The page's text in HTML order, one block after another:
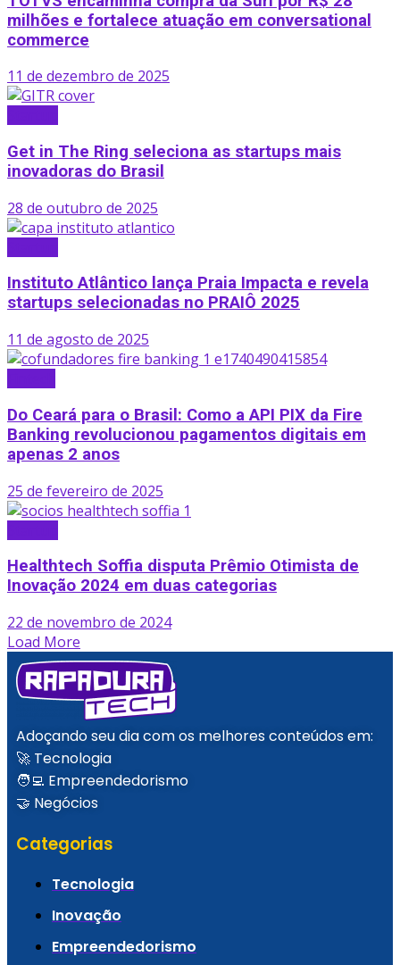
milhões e fortalece atuação em conversational
commerce
11 de dezembro de 2025
Get in The Ring seleciona as startups mais
inovadoras do Brasil
28 de outubro de 2025
Instituto Atlântico lança Praia Impacta e revela
startups selecionadas no PRAIÔ 2025
11 de agosto de 2025
Do Ceará para o Brasil: Como a API PIX da Fire
Banking revolucionou pagamentos digitais em
apenas 2 anos
25 de fevereiro de 2025
Healthtech Soffia disputa Prêmio Otimista de
Inovação 2024 em duas categorias
22 de novembro de 2024
Load More
Adoçando seu dia com os melhores conteúdos em:
🚀 Tecnologia
🧑‍💻 Empreendedorismo
🤝 Negócios
Categorias
Tecnologia
Inovação
Empreendedorismo